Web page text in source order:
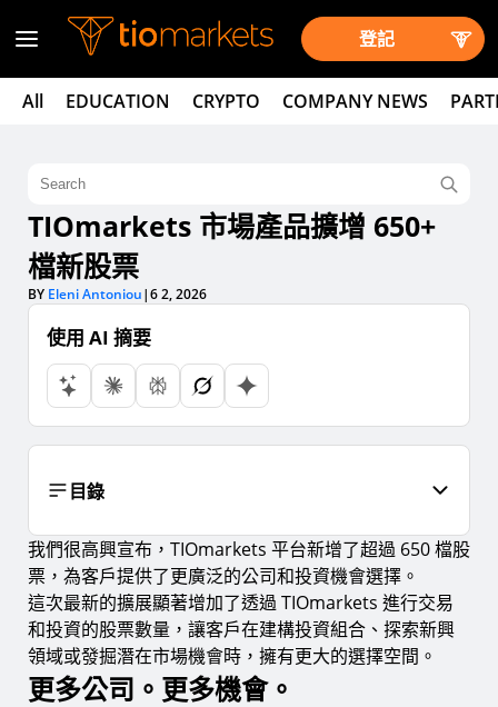
登記
All EDUCATION CRYPTO COMPANY NEWS
TIOmarkets 市場產品擴增 650+
檔新股票
BY Eleni Antoniou|6 2, 2026
使用 AI 摘要
目錄
更多公司。更多機會。
支持投資組合多元化
Available on MT5
立即開始
我們很高興宣布，TIOmarkets 平台新增了超過 650 檔股
票，為客戶提供了更廣泛的公司和投資機會選擇。
這次最新的擴展顯著增加了透過 TIOmarkets 進行交易
和投資的股票數量，讓客戶在建構投資組合、探索新興
領域或發掘潛在市場機會時，擁有更大的選擇空間。
更多公司。更多機會。